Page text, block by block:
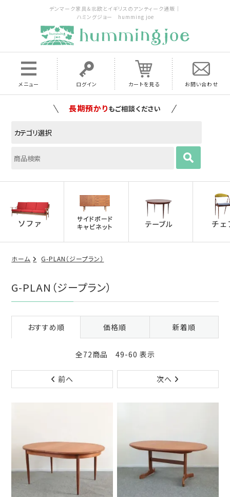
デンマーク家具＆北欧とイギリスのアンティーク通販｜
ハミングジョー humming joe
メニュー ログイン カートを見る お問い合わせ
家具の配送料は全国当店で負担いたします
ホーム G-PLAN（ジープラン）
G-PLAN（ジープラン）
おすすめ順 価格順 新着順
全72商品 49-60 表示
前へ 次へ